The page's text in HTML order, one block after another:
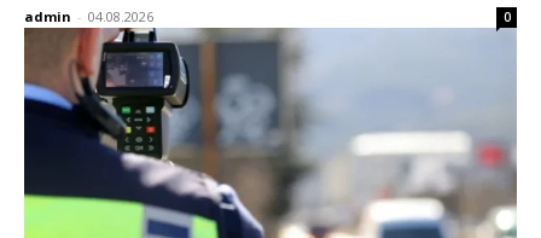
admin - 04.08.2026 0